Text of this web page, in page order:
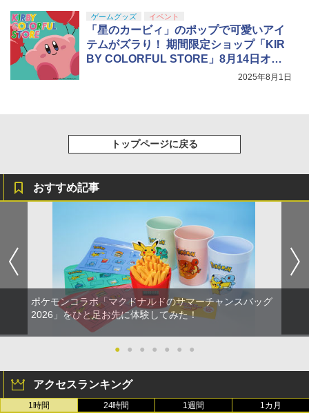
ゲームグッズ イベント
「星のカービィ」のポップで可愛いアイ
テムがズラり！ 期間限定ショップ「KIR
BY COLORFUL STORE」8月14日オー
2025年8月1日
トップページに戻る
おすすめ記事
ポケモンコラボ「マクドナルドのサマーチャンスバッグ
2026」をひと足お先に体験してみた！
● ● ● ● ● ● ●
アクセスランキング
1時間 24時間 1週間 1カ月